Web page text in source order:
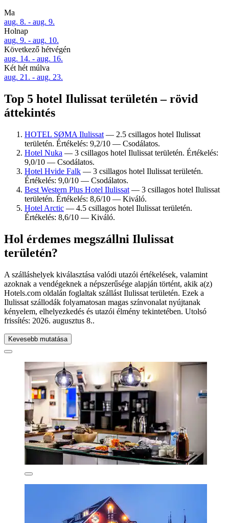
Ma
aug. 8. - aug. 9.
Holnap
aug. 9. - aug. 10.
Következő hétvégén
aug. 14. - aug. 16.
Két hét múlva
aug. 21. - aug. 23.
Top 5 hotel Ilulissat területén – rövid
áttekintés
HOTEL SØMA Ilulissat — 2.5 csillagos hotel Ilulissat
területén. Értékelés: 9,2/10 — Csodálatos.
Hotel Nuka — 3 csillagos hotel Ilulissat területén. Értékelés:
9,0/10 — Csodálatos.
Hotel Hvide Falk — 3 csillagos hotel Ilulissat területén.
Értékelés: 9,0/10 — Csodálatos.
Best Western Plus Hotel Ilulissat — 3 csillagos hotel Ilulissat
területén. Értékelés: 8,6/10 — Kiváló.
Hotel Arctic — 4.5 csillagos hotel Ilulissat területén.
Értékelés: 8,6/10 — Kiváló.
Hol érdemes megszállni Ilulissat
területén?
A szálláshelyek kiválasztása valódi utazói értékelések, valamint
azoknak a vendégeknek a népszerűsége alapján történt, akik a(z)
Hotels.com oldalán foglaltak szállást Ilulissat területén. Ezek a
Ilulissat szállodák folyamatosan magas színvonalat nyújtanak
kényelem, elhelyezkedés és utazói élmény tekintetében. Utolsó
frissítés: 2026. augusztus 8..
Kevesebb mutatása